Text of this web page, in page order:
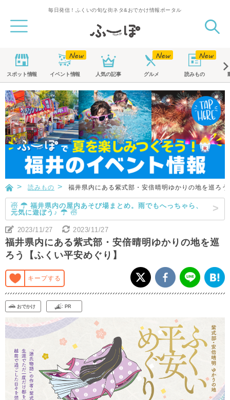
毎日発信！ふくいの旬な街ネタ&おでかけ情報ポータル
スポット情報 イベント情報 人気の記事 グルメ 読みもの
読みもの 福井県内にある紫式部・安倍晴明ゆかりの地を巡ろ
☃ ☂ 福井県内の屋内あそび場まとめ。雨でもへっちゃら、
元気に遊ぼう♪ ☂ ☃
2023/11/27 2023/11/27
福井県内にある紫式部・安倍晴明ゆかりの地を巡
ろう【ふくい平安めぐり】
キープする
おでかけ PR